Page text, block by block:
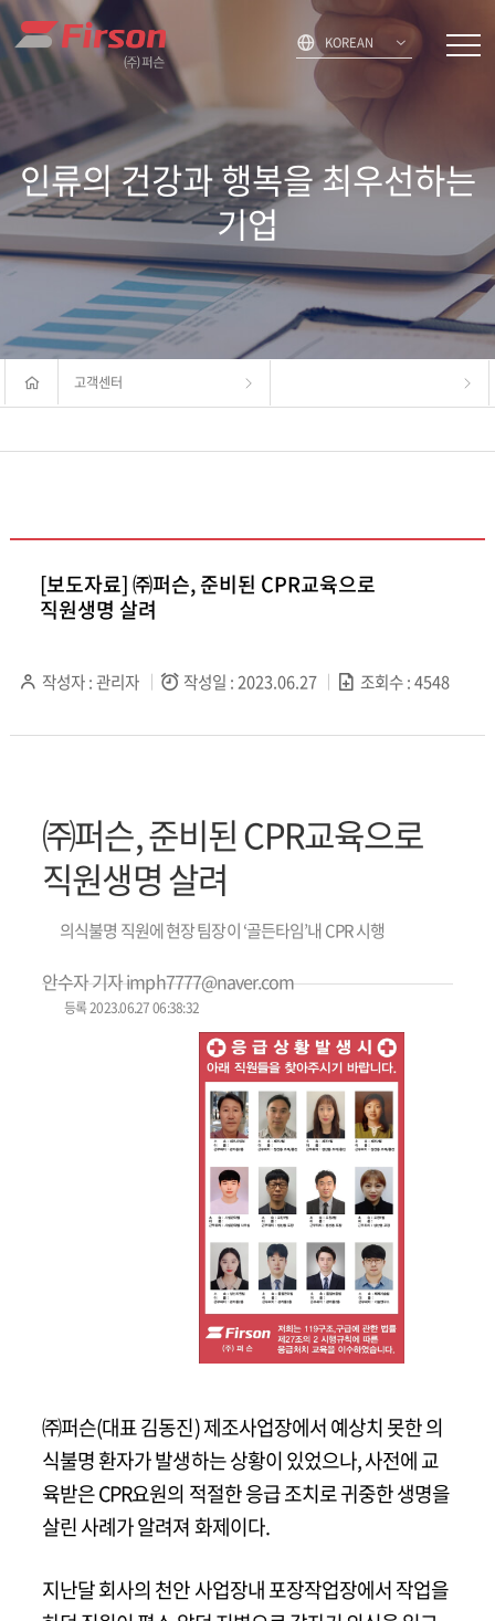
KOREAN
인류의 건강과 행복을 최우선하는
기업
고객센터
[보도자료] ㈜퍼슨, 준비된 CPR교육으로
직원생명 살려
작성자 : 관리자 작성일 : 2023.06.27 조회수 : 4548
㈜퍼슨, 준비된 CPR교육으로
직원생명 살려
의식불명 직원에 현장 팀장이 ‘골든타임’내 CPR 시행
안수자 기자 imph7777@naver.com
등록 2023.06.27 06:38:32
㈜퍼슨(대표 김동진) 제조사업장에서 예상치 못한 의
식불명 환자가 발생하는 상황이 있었으나, 사전에 교
육받은 CPR요원의 적절한 응급 조치로 귀중한 생명을
살린 사례가 알려져 화제이다.
지난달 회사의 천안 사업장내 포장작업장에서 작업을